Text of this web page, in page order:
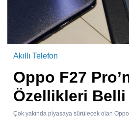
Akıllı Telefon
Oppo F27
Özellikleri Belli
Çok yakında piyasaya sürülecek olan Oppo